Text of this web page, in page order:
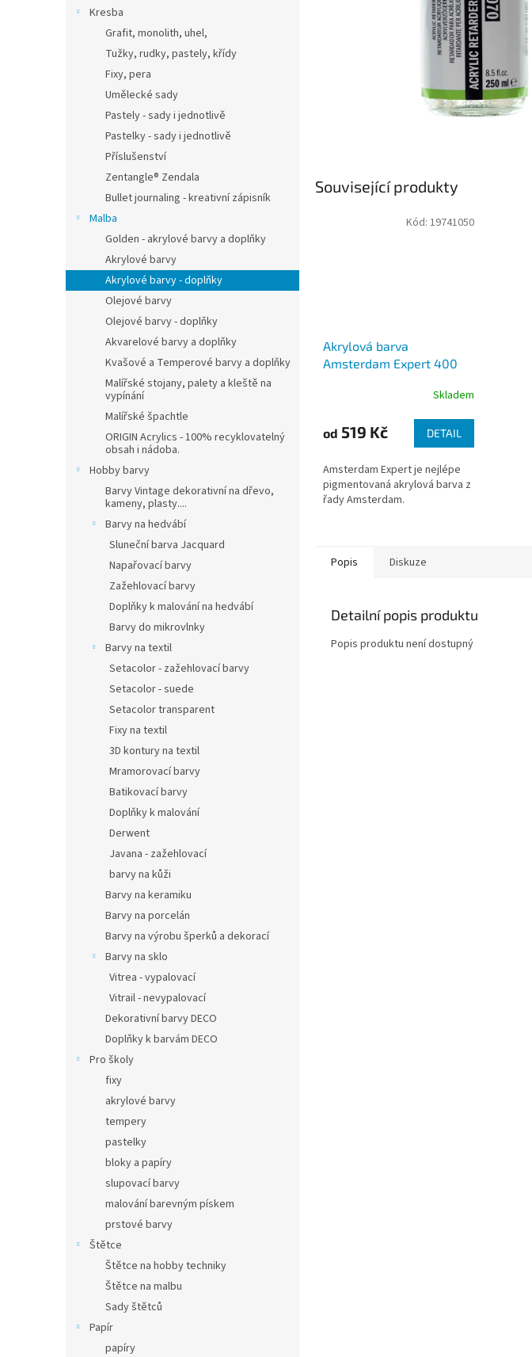
Kresba
Grafit, monolith, uhel,
Tužky, rudky, pastely, křídy
Fixy, pera
Umělecké sady
Pastely - sady i jednotlivě
Pastelky - sady i jednotlivě
Příslušenství
Zentangle® Zendala
Bullet journaling - kreativní zápisník
Malba
Golden - akrylové barvy a doplňky
Akrylové barvy
Akrylové barvy - doplňky
Olejové barvy
Olejové barvy - doplňky
Akvarelové barvy a doplňky
Kvašové a Temperové barvy a doplňky
Malířské stojany, palety a kleště na
vypínání
Malířské špachtle
ORIGIN Acrylics - 100% recyklovatelný
obsah i nádoba.
Hobby barvy
Barvy Vintage dekorativní na dřevo,
kameny, plasty....
Barvy na hedvábí
Sluneční barva Jacquard
Napařovací barvy
Zažehlovací barvy
Doplňky k malování na hedvábí
Barvy do mikrovlnky
Barvy na textil
Setacolor - zažehlovací barvy
Setacolor - suede
Setacolor transparent
Fixy na textil
3D kontury na textil
Mramorovací barvy
Batikovací barvy
Doplňky k malování
Derwent
Javana - zažehlovací
barvy na kůži
Barvy na keramiku
Barvy na porcelán
Barvy na výrobu šperků a dekorací
Barvy na sklo
Vitrea - vypalovací
Vitrail - nevypalovací
Dekorativní barvy DECO
Doplňky k barvám DECO
Pro školy
fixy
akrylové barvy
tempery
pastelky
bloky a papíry
slupovací barvy
malování barevným pískem
prstové barvy
Štětce
Štětce na hobby techniky
Štětce na malbu
Sady štětců
Papír
papíry
Související produkty
Akrylová barva
Amsterdam Expert 400
Skladem
od 519 Kč DETAIL
Amsterdam Expert je nejlépe
pigmentovaná akrylová barva z
řady Amsterdam.
Kód: 19741050
Popis Diskuze
Detailní popis produktu
Popis produktu není dostupný